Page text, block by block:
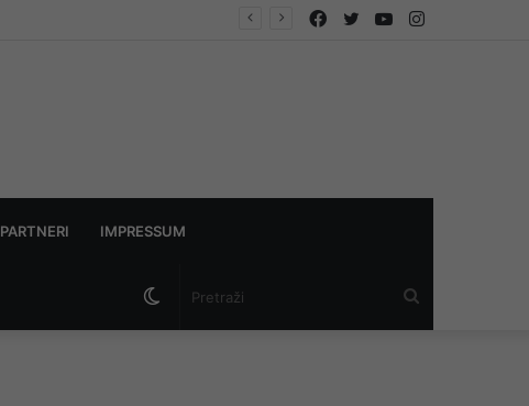
Instagram
YouTube
Twitter
Facebook
PARTNERI IMPRESSUM
Switch